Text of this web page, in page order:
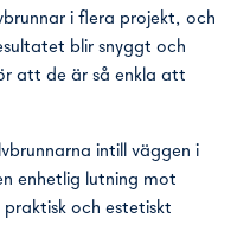
i flera projekt, och
blir snyggt och
att de är så enkla att
intill väggen i
enhetlig lutning mot
praktisk och estetiskt